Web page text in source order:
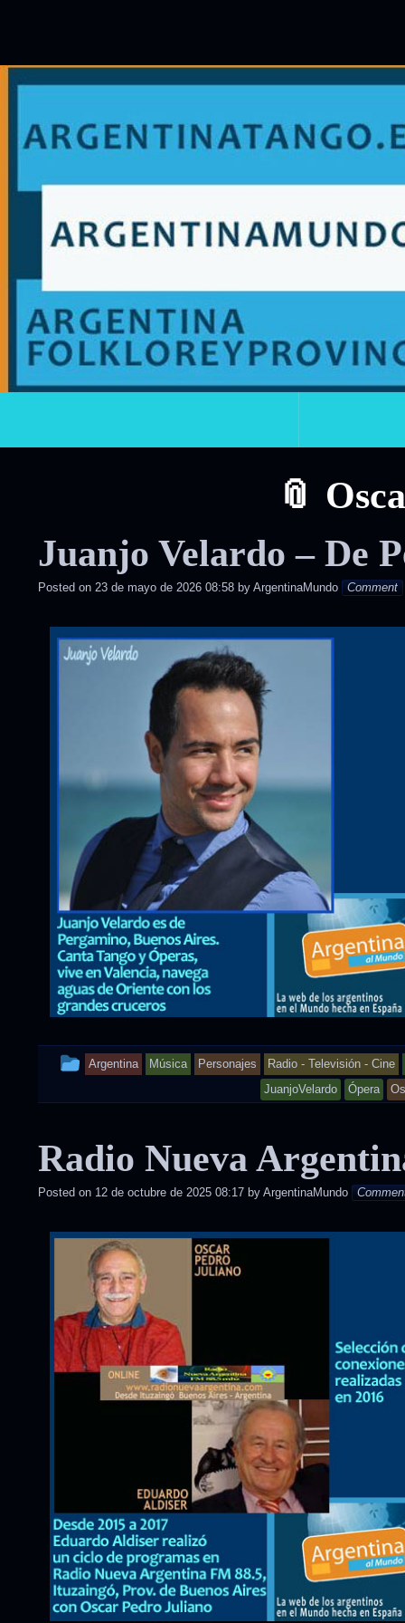
Juanjo Velardo – De
Posted on 23 de mayo de 2026 08:58 by ArgentinaMundo Comment
This
posted
Argentina Música Personajes Radio - Televisión - Cine
JuanjoVelardo
Ópera
Radio Nueva
Posted on 12 de octubre de 2025 08:17 by ArgentinaMundo